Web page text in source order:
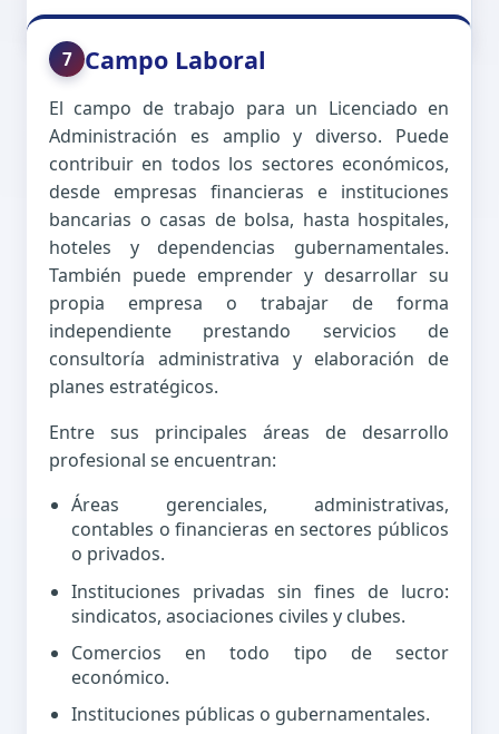
7 Campo Laboral
El campo de trabajo para un Licenciado en
Administración es amplio y diverso. Puede
contribuir en todos los sectores económicos,
desde empresas financieras e instituciones
bancarias o casas de bolsa, hasta hospitales,
hoteles y dependencias gubernamentales.
También puede emprender y desarrollar su
propia empresa o trabajar de forma
independiente prestando servicios de
consultoría administrativa y elaboración de
planes estratégicos.
Entre sus principales áreas de desarrollo
profesional se encuentran:
Áreas gerenciales, administrativas,
contables o financieras en sectores públicos
o privados.
Instituciones privadas sin fines de lucro:
sindicatos, asociaciones civiles y clubes.
Comercios en todo tipo de sector
económico.
Instituciones públicas o gubernamentales.